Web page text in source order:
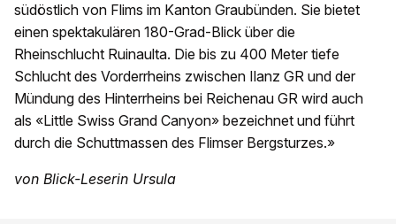
südöstlich von Flims im Kanton Graubünden. Sie bietet
einen spektakulären 180-Grad-Blick über die
Rheinschlucht Ruinaulta. Die bis zu 400 Meter tiefe
Schlucht des Vorderrheins zwischen Ilanz GR und der
Mündung des Hinterrheins bei Reichenau GR wird auch
als «Little Swiss Grand Canyon» bezeichnet und führt
durch die Schuttmassen des Flimser Bergsturzes.»
von Blick-Leserin Ursula